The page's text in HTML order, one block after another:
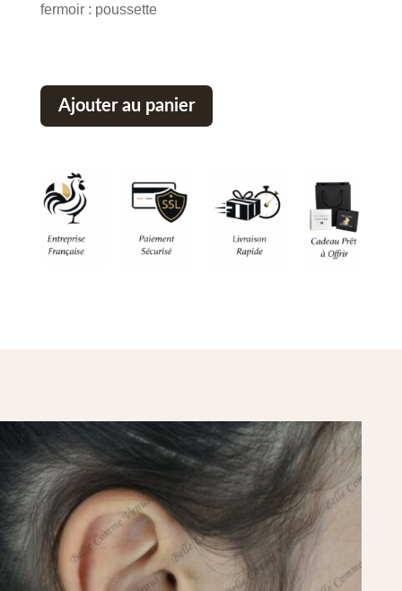
62,40 €.
fermoir : poussette
Ajouter au panier